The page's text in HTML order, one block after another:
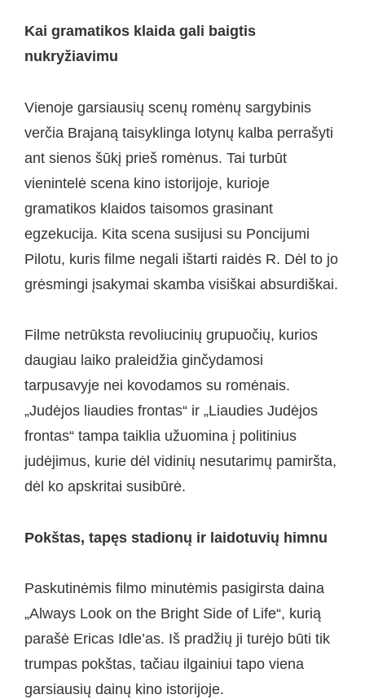
Kai gramatikos klaida gali baigtis
nukryžiavimu
Vienoje garsiausių scenų romėnų sargybinis
verčia Brajaną taisyklinga lotynų kalba perrašyti
ant sienos šūkį prieš romėnus. Tai turbūt
vienintelė scena kino istorijoje, kurioje
gramatikos klaidos taisomos grasinant
egzekucija. Kita scena susijusi su Poncijumi
Pilotu, kuris filme negali ištarti raidės R. Dėl to jo
grėsmingi įsakymai skamba visiškai absurdiškai.
Filme netrūksta revoliucinių grupuočių, kurios
daugiau laiko praleidžia ginčydamosi
tarpusavyje nei kovodamos su romėnais.
„Judėjos liaudies frontas“ ir „Liaudies Judėjos
frontas“ tampa taiklia užuomina į politinius
judėjimus, kurie dėl vidinių nesutarimų pamiršta,
dėl ko apskritai susibūrė.
Pokštas, tapęs stadionų ir laidotuvių himnu
Paskutinėmis filmo minutėmis pasigirsta daina
„Always Look on the Bright Side of Life“, kurią
parašė Ericas Idle’as. Iš pradžių ji turėjo būti tik
trumpas pokštas, tačiau ilgainiui tapo viena
garsiausių dainų kino istorijoje.